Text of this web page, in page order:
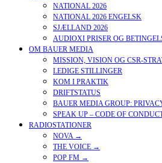
NATIONAL 2026
NATIONAL 2026 ENGELSK
SJÆLLAND 2026
AUDIOXI PRISER OG
OM BAUER MEDIA
MISSION, VISION OG CSR-
LEDIGE STILLINGER
KOM I PRAKTIK
DRIFTSTATUS
BAUER MEDIA GROUP:
SPEAK UP – CODE OF
RADIOSTATIONER
NOVA →
THE VOICE →
POP FM →